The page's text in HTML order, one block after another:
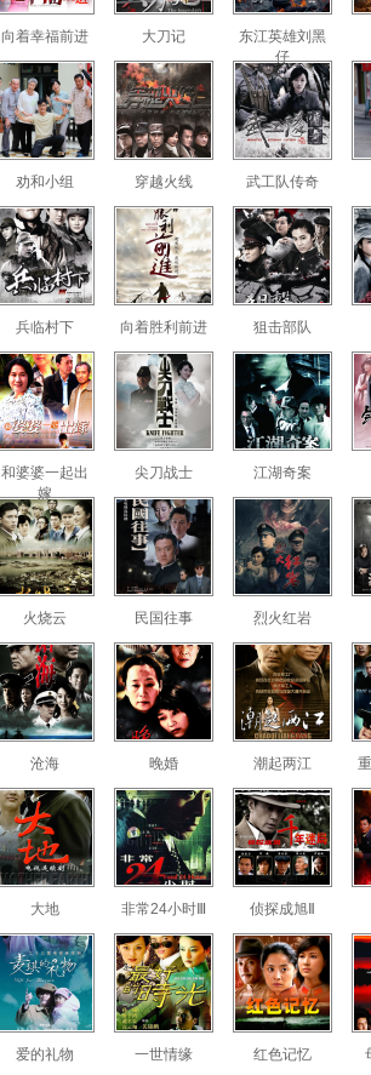
向着幸福前进 大刀记
东江英雄刘黑
仔
劝和小组 穿越火线 武工队传奇
兵临村下 向着胜利前进 狙击部队
和婆婆一起出
嫁
尖刀战士 江湖奇案
火烧云 民国往事 烈火红岩
沧海 晚婚 潮起两江
大地 非常24小时Ⅲ 侦探成旭Ⅱ
爱的礼物 一世情缘 红色记忆